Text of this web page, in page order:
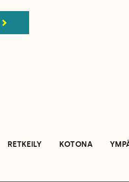
RETKEILY KOTONA